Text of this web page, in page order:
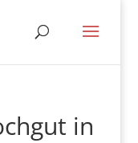
in